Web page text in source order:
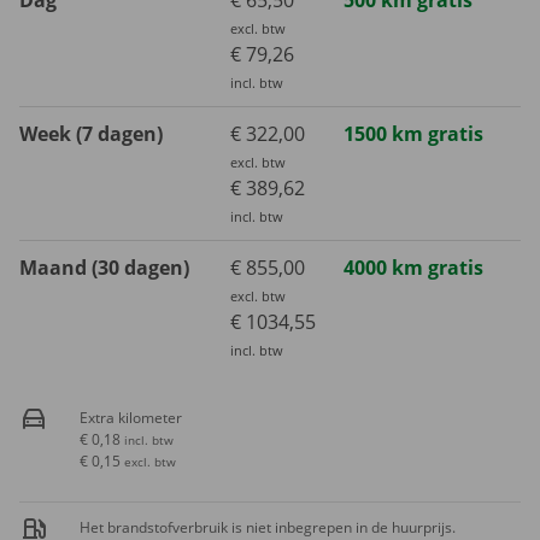
excl. btw
€ 79,26
incl. btw
Week (7 dagen) € 322,00
excl. btw
€ 389,62
incl. btw
1500 km gratis
Maand (30 dagen) € 855,00
excl. btw
€ 1034,55
incl. btw
4000 km gratis
Extra kilometer
€ 0,18 incl. btw
€ 0,15 excl. btw
Het brandstofverbruik is niet inbegrepen in de huurprijs.